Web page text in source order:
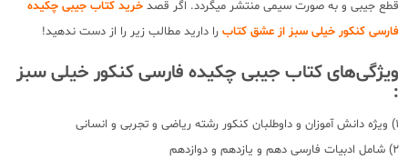
قطع جیبی و به صورت سیمی منتشر میگردد. اگر قصد خرید کتاب جیبی چکیده
فارسی کنکور خیلی سبز از عشق کتاب را دارید مطالب زیر را از دست ندهید!
ویژگی‌های کتاب جیبی چکیده فارسی کنکور خیلی سبز
:
1) ویژه دانش آموزان و داوطلبان کنکور رشته ریاضی و تجربی و انسانی
2) شامل ادبیات فارسی دهم و یازدهم و دوازدهم